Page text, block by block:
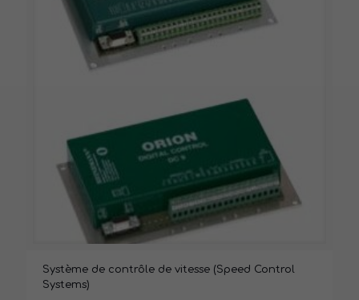
Système de contrôle de vitesse (Speed Control
Systems)